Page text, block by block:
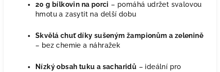
20 g bílkovin na porci – pomáhá udržet svalovou
hmotu a zasytit na delší dobu
Skvělá chuť díky sušeným žampionům a zelenině
– bez chemie a náhražek
Nízký obsah tuku a sacharidů – ideální pro